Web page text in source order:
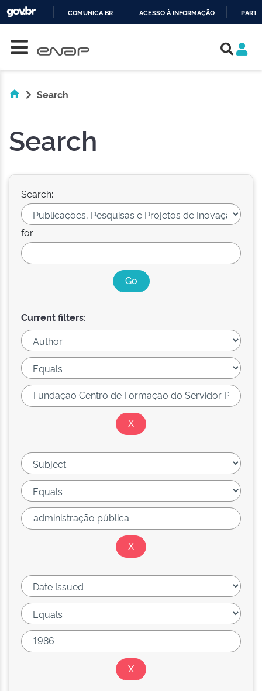
COMUNICA BR ACESSO À INFORMAÇÃO
Search
Search
Search:
for
Current filters: